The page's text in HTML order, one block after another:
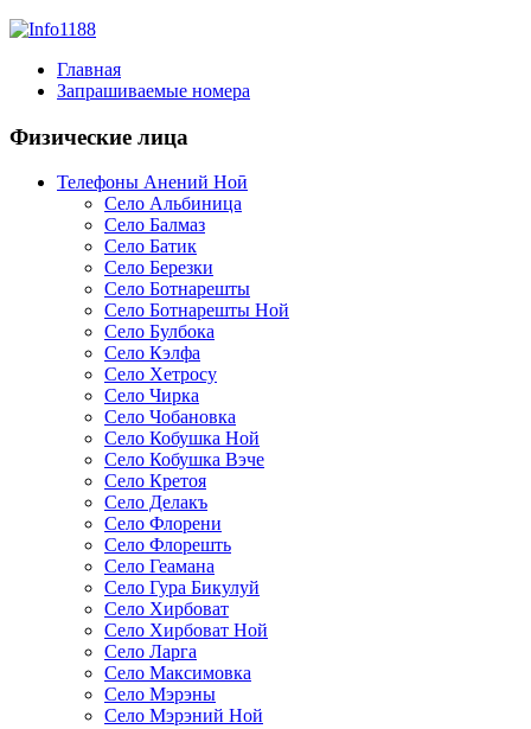
Главная
Запрашиваемые номера
Физические лица
Телефоны Анений Ноӣ
Село Альбиница
Село Балмаз
Село Батик
Село Березки
Село Ботнарешты
Село Ботнарешты Ной
Село Булбока
Село Кэлфа
Село Хетросу
Село Чирка
Село Чобановка
Село Кобушка Ной
Село Кобушка Вэче
Село Кретоя
Село Делакъ
Село Флорени
Село Флорешть
Село Геамана
Село Гура Бикулуй
Село Хирбоват
Село Хирбоват Ной
Село Ларга
Село Максимовка
Село Мэрэны
Село Мэрэний Ной